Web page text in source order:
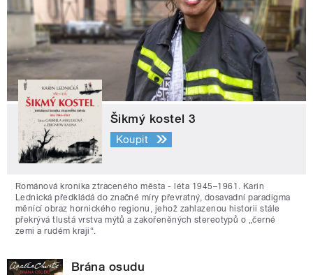
Šikmý kostel 3
Koupit
Románová kronika ztraceného města - léta 1945–1961. Karin
Lednická předkládá do značné míry převratný, dosavadní paradigma
měnící obraz hornického regionu, jehož zahlazenou historii stále
překrývá tlustá vrstva mýtů a zakořeněných stereotypů o „černé
zemi a rudém kraji“.
Brána osudu